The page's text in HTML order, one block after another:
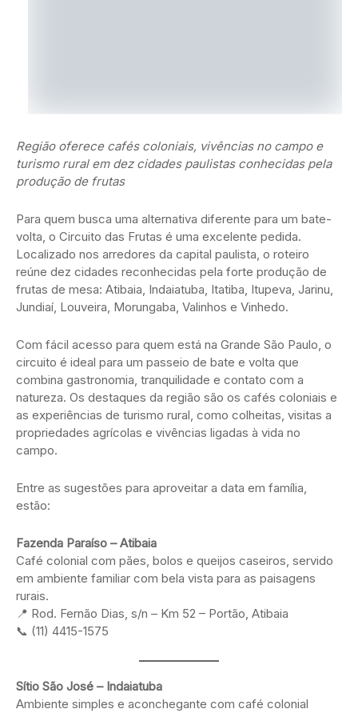
Região oferece cafés coloniais, vivências no campo e
turismo rural em dez cidades paulistas conhecidas pela
produção de frutas
Para quem busca uma alternativa diferente para um bate-
volta, o Circuito das Frutas é uma excelente pedida.
Localizado nos arredores da capital paulista, o roteiro
reúne dez cidades reconhecidas pela forte produção de
frutas de mesa: Atibaia, Indaiatuba, Itatiba, Itupeva, Jarinu,
Jundiaí, Louveira, Morungaba, Valinhos e Vinhedo.
Com fácil acesso para quem está na Grande São Paulo, o
circuito é ideal para um passeio de bate e volta que
combina gastronomia, tranquilidade e contato com a
natureza. Os destaques da região são os cafés coloniais e
as experiências de turismo rural, como colheitas, visitas a
propriedades agrícolas e vivências ligadas à vida no
campo.
Entre as sugestões para aproveitar a data em família,
estão:
Fazenda Paraíso – Atibaia
Café colonial com pães, bolos e queijos caseiros, servido
em ambiente familiar com bela vista para as paisagens
rurais.
📍 Rod. Fernão Dias, s/n – Km 52 – Portão, Atibaia
📞 (11) 4415-1575
Sítio São José – Indaiatuba
Ambiente simples e aconchegante com café colonial